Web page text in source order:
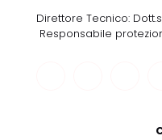
Direttore Tecnico:
Responsabile